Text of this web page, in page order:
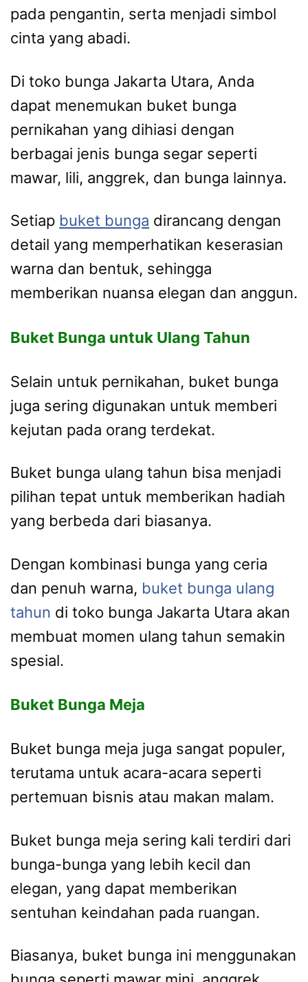
pada pengantin, serta menjadi simbol
cinta yang abadi.
Di toko bunga Jakarta Utara, Anda
dapat menemukan buket bunga
pernikahan yang dihiasi dengan
berbagai jenis bunga segar seperti
mawar, lili, anggrek, dan bunga lainnya.
Setiap buket bunga dirancang dengan
detail yang memperhatikan keserasian
warna dan bentuk, sehingga
memberikan nuansa elegan dan anggun.
Buket Bunga untuk Ulang Tahun
Selain untuk pernikahan, buket bunga
juga sering digunakan untuk memberi
kejutan pada orang terdekat.
Buket bunga ulang tahun bisa menjadi
pilihan tepat untuk memberikan hadiah
yang berbeda dari biasanya.
Dengan kombinasi bunga yang ceria
dan penuh warna, buket bunga ulang
tahun di toko bunga Jakarta Utara akan
membuat momen ulang tahun semakin
spesial.
Buket Bunga Meja
Buket bunga meja juga sangat populer,
terutama untuk acara-acara seperti
pertemuan bisnis atau makan malam.
Buket bunga meja sering kali terdiri dari
bunga-bunga yang lebih kecil dan
elegan, yang dapat memberikan
sentuhan keindahan pada ruangan.
Biasanya, buket bunga ini menggunakan